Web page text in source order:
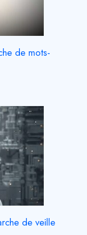
de mots-
de veille